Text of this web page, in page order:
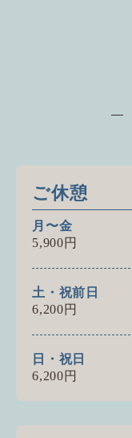
ご休憩
月〜金
5,900円
土・祝前日
6,200円
日・祝日
6,200円